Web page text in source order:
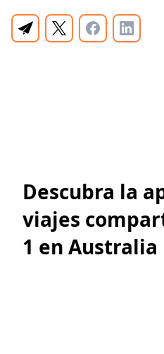
Descubra la
viajes
1 en Australia